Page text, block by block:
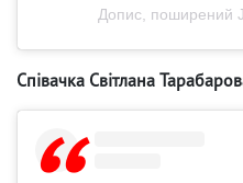
Допис, поширений
Співачка Світлана